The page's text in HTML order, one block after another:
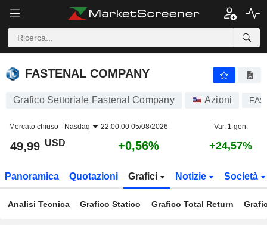
FASTENAL COMPANY
FASTENAL COMPANY
Grafico Settoriale Fastenal Company Azioni
Mercato chiuso - Nasdaq 22:00:00 05/08/2026 Var. 1 gen.
49,99 USD +0,56% +24,57%
Panoramica Quotazioni Grafici Notizie Società
Analisi Tecnica Grafico Statico Grafico Total Return